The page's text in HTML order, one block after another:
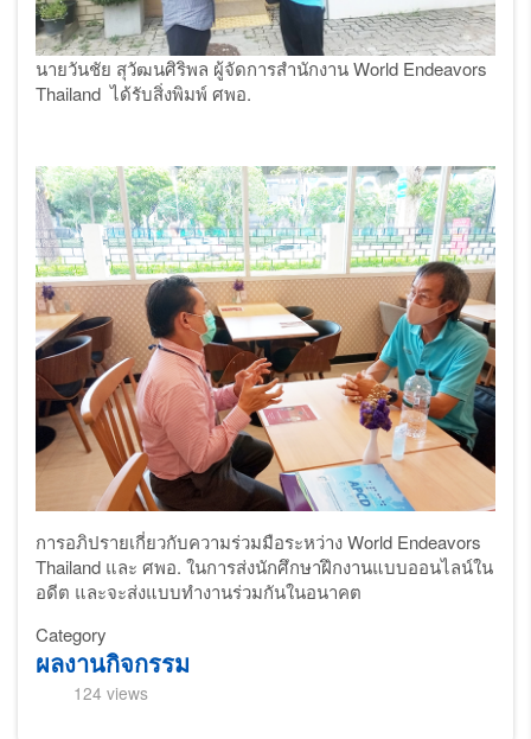
นายวันชัย สุวัฒนศิริพล ผู้จัดการสํานักงาน World Endeavors
Thailand ได้รับสิ่งพิมพ์ ศพอ.
การอภิปรายเกี่ยวกับความร่วมมือระหว่างWorld Endeavors
Thailand และ ศพอ. ในการส่งนักศึกษาฝึกงานแบบออนไลน์ใน
อดีต และจะส่งแบบทำงานร่วมกันในอนาคต
Category
ผลงานกิจกรรม
124 views